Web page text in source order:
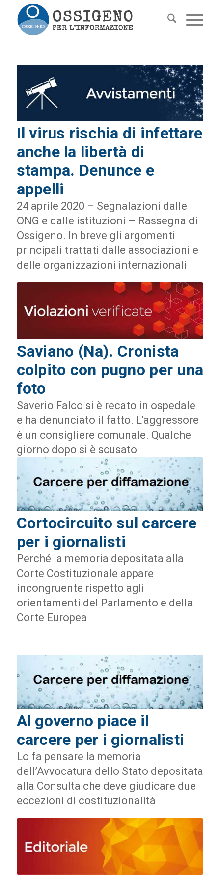
Il virus rischia di infettare
anche la libertà di
stampa. Denunce e
appelli
24 aprile 2020 – Segnalazioni dalle
ONG e dalle istituzioni – Rassegna di
Ossigeno. In breve gli argomenti
principali trattati dalle associazioni e
delle organizzazioni internazionali
Saviano (Na). Cronista
colpito con pugno per una
foto
Saverio Falco si è recato in ospedale
e ha denunciato il fatto. L'aggressore
è un consigliere comunale. Qualche
giorno dopo si è scusato
Cortocircuito sul carcere
per i giornalisti
Perché la memoria depositata alla
Corte Costituzionale appare
incongruente rispetto agli
orientamenti del Parlamento e della
Corte Europea
Al governo piace il
carcere per i giornalisti
Lo fa pensare la memoria
dell’Avvocatura dello Stato depositata
alla Consulta che deve giudicare due
eccezioni di costituzionalità